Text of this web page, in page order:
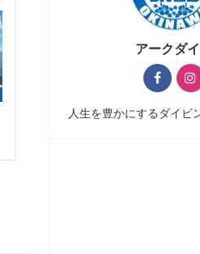
アークダ
人生を豊かにするダイビ